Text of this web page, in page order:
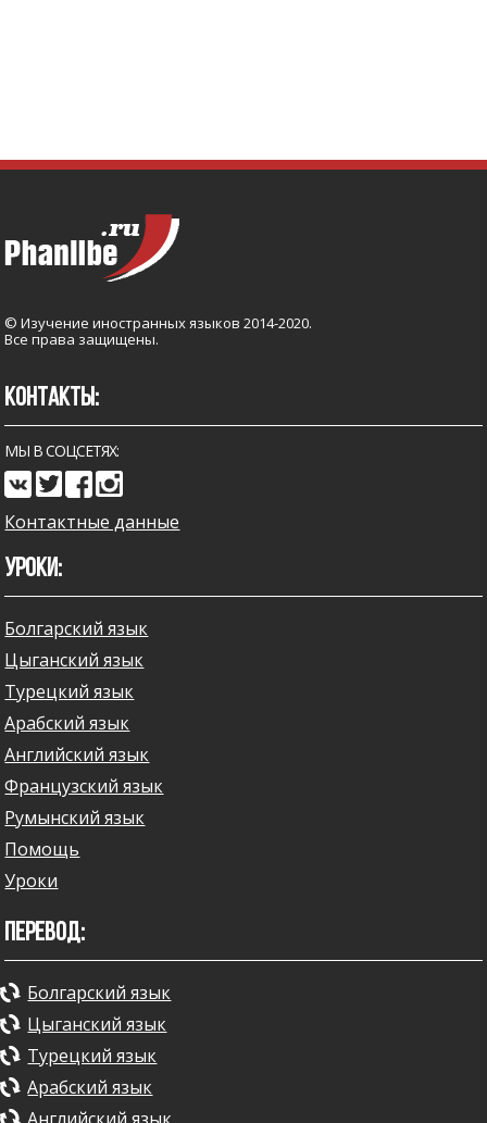
© Изучение иностранных языков 2014-2020.
Все права защищены.
УРОКИ:
Болгарский язык
Цыганский язык
Турецкий язык
Арабский язык
Английский язык
Французский язык
Румынский язык
Помощь
Уроки
ПЕРЕВОД:
Болгарский язык
Цыганский язык
Турецкий язык
Арабский язык
КОНТАКТЫ:
МЫ В СОЦСЕТЯХ:
Контактные данные